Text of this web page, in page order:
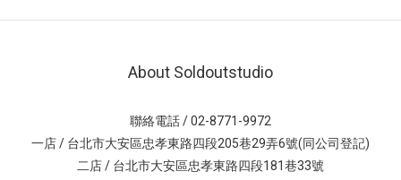
About Soldoutstudio
聯絡電話 / 02-8771-9972
一店 / 台北市大安區忠孝東路四段205巷29弄6號(同公司登記)
二店 / 台北市大安區忠孝東路四段181巷33號